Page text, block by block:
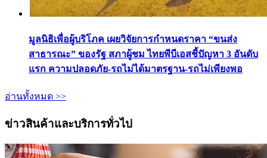
มูลนิธิเพื่อผู้บริโภค เผยวิจัยการกำหนดราคา “ขนส่ง
สาธารณะ” ของรัฐ สภาผู้ชม ไทยพีบีเอสชี้ปัญหา 3 อันดับ
แรก ความปลอดภัย-รถไม่ได้มาตรฐาน-รถไม่เพียงพอ
อ่านทั้งหมด >>
ข่าวสินค้าและบริการทั่วไป